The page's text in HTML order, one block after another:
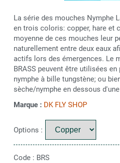
La série des mouches Nymphe
en trois coloris: copper, hare et
moyenne de ces mouches leur
naturellement entre deux eaux
actifs lors des émergences. Le
BRASS peuvent être utilisées
nymphe à bille tungstène; ou
sèche/nymphe en dessous
Marque : DK FLY SHOP
Options :
Code : BRS